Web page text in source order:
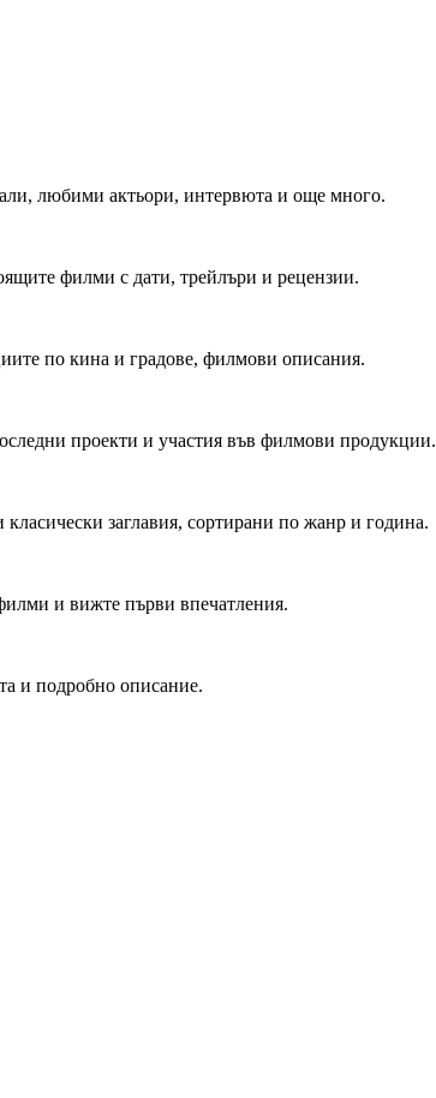
любими актьори, интервюта и още много.
филми с дати, трейлъри и рецензии.
по кина и градове, филмови описания.
проекти и участия във филмови продукции.
заглавия, сортирани по жанр и година.
и вижте първи впечатления.
и подробно описание.